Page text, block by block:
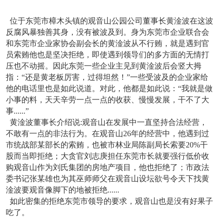
位于东莞市樟木头镇的观音山公园公司董事长黄淦波在这波
反腐风暴独善其身，没有被波及到。身为东莞市企业联合会
和东莞市企业家协会副会长的黄淦波从不行贿，就是遇到官
员索贿他也是坚决拒绝，即使遇到领导们的多方面的无情打
压也不动摇。因此东莞一些企业主见到黄淦波后会竖大拇
指：“还是黄老板厉害，过得坦然！”一些受波及的企业家给
他的电话里也是如此说道。对此，他都是如此说：“我就是做
小事的料，天天辛劳一点一点的收获、慢慢发展，干不了大
事......”
黄淦波董事长介绍说:观音山在发展中一直坚持合法经营，
不敢有一点的非法行为。在观音山26年的经营中，他遇到过
市统战部某部长的索贿，也被市林业局陈副局长索要20%干
股而当即拒绝；大贪官刘志庚担任东莞市长就要强行低价收
购观音山作为刘氏集团的房地产项目，他也拒绝了；市政法
委书记张某雄也为其巫师师父在观音山设坛欲号令天下找黄
淦波要观音像脚下的地被拒绝......
如此密集的拒绝东莞市领导的要求，观音山也是没有好果子
吃了。